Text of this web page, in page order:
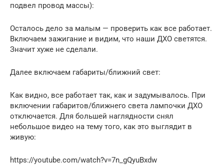
подвел провод массы):
Осталось дело за малым — проверить как все работает.
Включаем зажигание и видим, что наши ДХО светятся.
Значит хуже не сделали.
Далее включаем габариты/ближний свет:
Как видно, все работает так, как и задумывалось. При
включении габаритов/ближнего света лампочки ДХО
отключается. Для большей наглядности снял
небольшое видео на тему того, как это выглядит в
живую:
https://youtube.com/watch?v=7n_gQyuBxdw